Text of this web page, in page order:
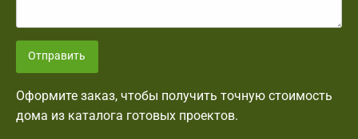
Отправить
Оформите заказ, чтобы получить точную стоимость
дома из каталога готовых проектов.